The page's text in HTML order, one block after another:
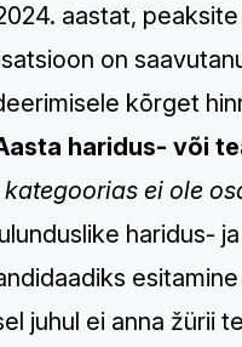
aastat,
on
kõrget
haridus- või
kategoorias ei ole
haridus-
juhul ei anna žürii